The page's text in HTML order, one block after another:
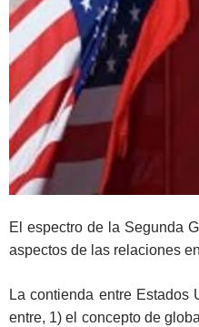
El espectro de la Segunda
aspectos de las relaciones
La contienda entre
entre, 1) el concepto de